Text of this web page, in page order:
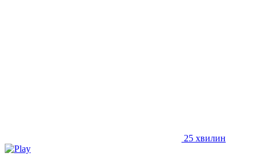
25 хвилин